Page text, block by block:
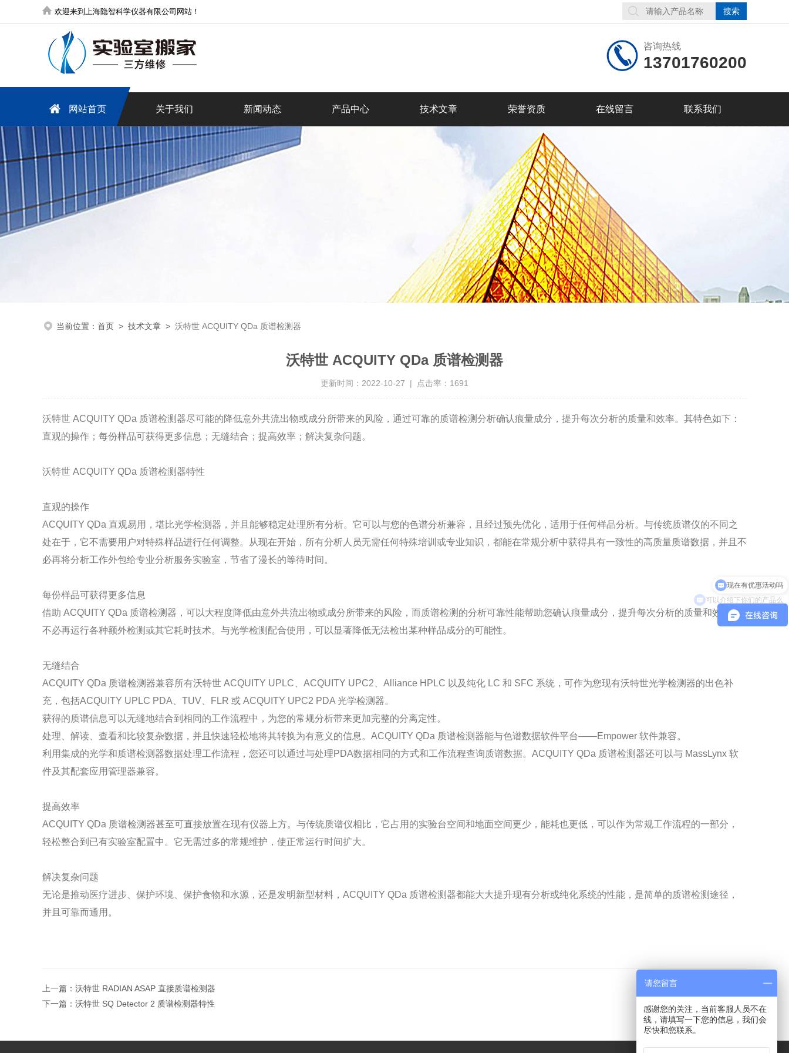
欢迎来到上海隐智科学仪器有限公司网站！
咨询热线
13701760200
网站首页 关于我们 新闻动态 产品中心 技术文章 荣誉资质 在线留言 联系我们
当前位置： 首页 > 技术文章 > 沃特世 ACQUITY QDa 质谱检测器
沃特世 ACQUITY QDa 质谱检测器
更新时间：2022-10-27 | 点击率：1691
沃特世 ACQUITY QDa 质谱检测器尽可能的降低意外共流出物或成分所带来的风险，通过可靠的质谱检测分析确认痕量成分，提升每次分析的质量和效率。其特色如下：
直观的操作；每份样品可获得更多信息；无缝结合；提高效率；解决复杂问题。
沃特世 ACQUITY QDa 质谱检测器特性
直观的操作
ACQUITY QDa 直观易用，堪比光学检测器，并且能够稳定处理所有分析。它可以与您的色谱分析兼容，且经过预先优化，适用于任何样品分析。与传统质谱仪的不同之
处在于，它不需要用户对特殊样品进行任何调整。从现在开始，所有分析人员无需任何特殊培训或专业知识，都能在常规分析中获得具有一致性的高质量质谱数据，并且不
必再将分析工作外包给专业分析服务实验室，节省了漫长的等待时间。
每份样品可获得更多信息
借助 ACQUITY QDa 质谱检测器，可以大程度降低由意外共流出物或成分所带来的风险，而质谱检测的分析可靠性能帮助您确认痕量成分，提升每次分析的质量和效率，
不必再运行各种额外检测或其它耗时技术。与光学检测配合使用，可以显著降低无法检出某种样品成分的可能性。
无缝结合
ACQUITY QDa 质谱检测器兼容所有沃特世 ACQUITY UPLC、ACQUITY UPC2、Alliance HPLC 以及纯化 LC 和 SFC 系统，可作为您现有沃特世光学检测器的出色补
充，包括ACQUITY UPLC PDA、TUV、FLR 或 ACQUITY UPC2 PDA 光学检测器。
获得的质谱信息可以无缝地结合到相同的工作流程中，为您的常规分析带来更加完整的分离定性。
处理、解读、查看和比较复杂数据，并且快速轻松地将其转换为有意义的信息。ACQUITY QDa 质谱检测器能与色谱数据软件平台——Empower 软件兼容。
利用集成的光学和质谱检测器数据处理工作流程，您还可以通过与处理PDA数据相同的方式和工作流程查询质谱数据。ACQUITY QDa 质谱检测器还可以与 MassLynx 软
件及其配套应用管理器兼容。
提高效率
ACQUITY QDa 质谱检测器甚至可直接放置在现有仪器上方。与传统质谱仪相比，它占用的实验台空间和地面空间更少，能耗也更低，可以作为常规工作流程的一部分，
轻松整合到已有实验室配置中。它无需过多的常规维护，使正常运行时间扩大。
解决复杂问题
无论是推动医疗进步、保护环境、保护食物和水源，还是发明新型材料，ACQUITY QDa 质谱检测器都能大大提升现有分析或纯化系统的性能，是简单的质谱检测途径，
并且可靠而通用。
上一篇： 沃特世 RADIAN ASAP 直接质谱检测器
下一篇： 沃特世 SQ Detector 2 质谱检测器特性
可以介绍下你们的产品么
请您留言
感谢您的关注，当前客服人员不在
线，请填写一下您的信息，我们会
尽快和您联系。